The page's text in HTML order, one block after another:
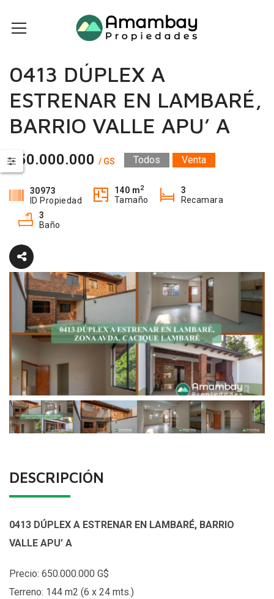
0413 DÚPLEX A
ESTRENAR EN LAMBARÉ,
BARRIO VALLE APU’ A
650.000.000 / GS Todos Venta
30973
ID Propiedad
140 m2
Tamaño
3
Recamara
3
Baño
DESCRIPCIÓN
0413 DÚPLEX A ESTRENAR EN LAMBARÉ, BARRIO
VALLE APU’ A
Precio: 650.000.000 G$
Terreno: 144 m2 (6 x 24 mts.)